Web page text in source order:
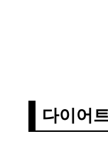
다이어